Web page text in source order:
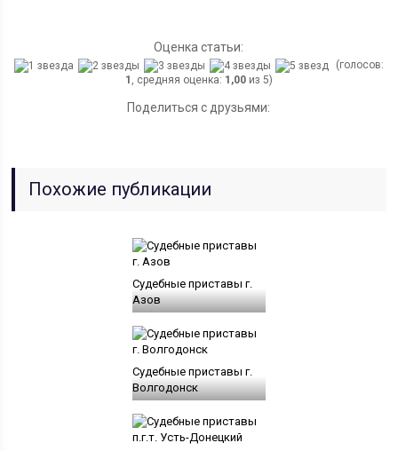
Оценка статьи:
(голосов:
1 , средняя оценка: 1,00из 5)
Поделиться с друзьями:
Похожие публикации
Судебные приставы г.
Азов
Судебные приставы г.
Волгодонск